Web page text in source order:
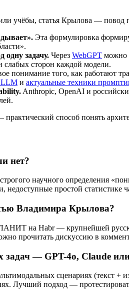
учёбы, статья Крылова —
Эта формулировка
одну задачу. Через WebGPT можно
слабых сторон каждой модели.
понимание того, как работают
LLM и актуальные техники
Anthropic, OpenAI и
способ понять
нет?
научного определения
недоступные простой
Владимира Крылова?
на Habr — крупнейшей
прочитать дискуссию в
— GPT-4o, Claude или
сценариях (текст
Лучший подход —